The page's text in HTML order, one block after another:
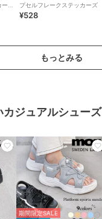
ー
プセルフレークステッカーズ
¥528
もっとみる
カジュアルシューズ
期間限定SALE